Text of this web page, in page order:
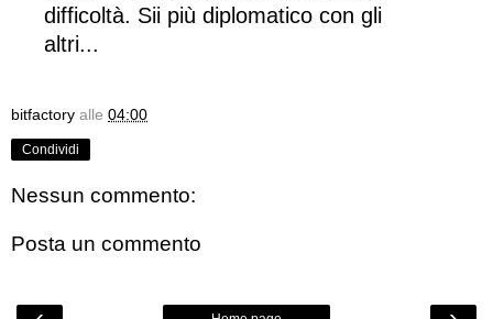
difficoltà. Sii più diplomatico con gli
altri...
bitfactory alle 04:00
Condividi
Nessun commento:
Posta un commento